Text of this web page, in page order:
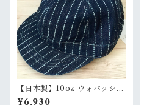
【日本製】10oz ウォバッシュ
デニム アーミーアンパイアキ
¥6,930